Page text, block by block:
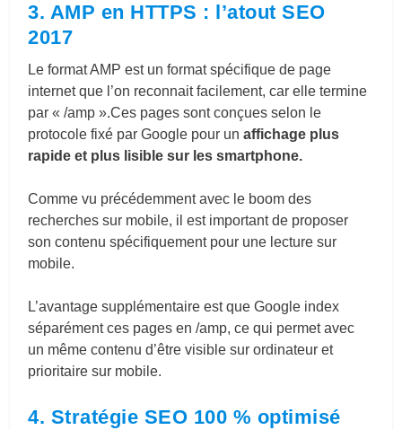
3. AMP en HTTPS : l’atout SEO
2017
Le format AMP est un format spécifique de page
internet que l’on reconnait facilement, car elle termine
par « /amp ».Ces pages sont conçues selon le
protocole fixé par Google pour unaffichage plus
rapide et plus lisible sur les smartphone.
Comme vu précédemment avec le boom des
recherches sur mobile, il est important de proposer
son contenu spécifiquement pour une lecture sur
mobile.
L’avantage supplémentaire est que Google index
séparément ces pages en /amp, ce qui permet avec
un même contenu d’être visible sur ordinateur et
prioritaire sur mobile.
4. Stratégie SEO 100 % optimisé